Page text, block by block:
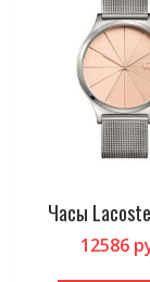
Часы
12586